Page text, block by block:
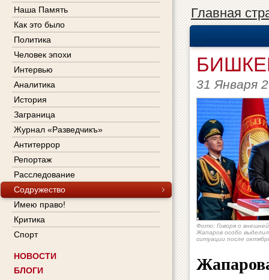
Наша Память
Как это было
Политика
Человек эпохи
Интервью
Аналитика
История
Заграница
Журнал «Разведчикъ»
Антитеррор
Репортаж
Расследование
Содружество
Имею право!
Критика
Спорт
НОВОСТИ
БЛОГИ
Главная
31 Января
Фото: Говоря о
Жапаров особо
ситуации после